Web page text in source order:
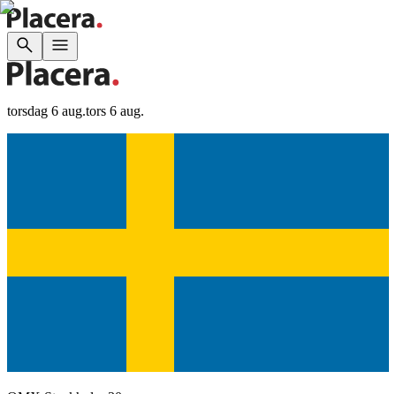
torsdag 6 aug.tors 6 aug.